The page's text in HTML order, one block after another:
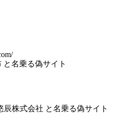
と名乗る偽サイト
辰株式会社 と名乗る偽サイト